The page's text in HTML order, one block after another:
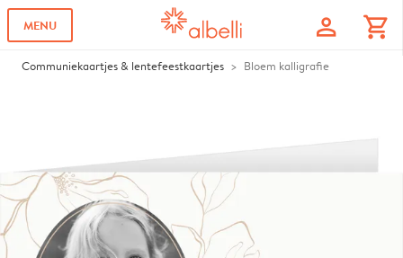
MENU profile shopping_cart
Communiekaartjes & lentefeestkaartjes Bloem kalligrafie